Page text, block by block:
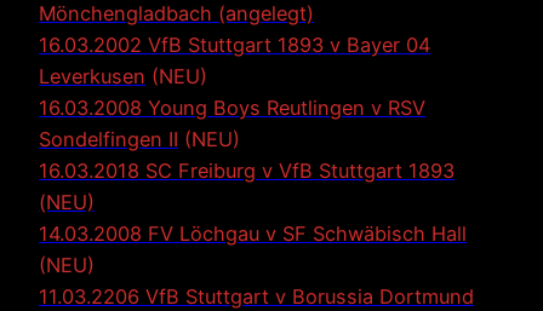
Mönchengladbach (angelegt)
16.03.2002 VfB Stuttgart 1893 v Bayer 04
Leverkusen (NEU)
16.03.2008 Young Boys Reutlingen v RSV
Sondelfingen II (NEU)
16.03.2018 SC Freiburg v VfB Stuttgart 1893
(NEU)
14.03.2008 FV Löchgau v SF Schwäbisch Hall
(NEU)
11.03.2206 VfB Stuttgart v Borussia Dortmund